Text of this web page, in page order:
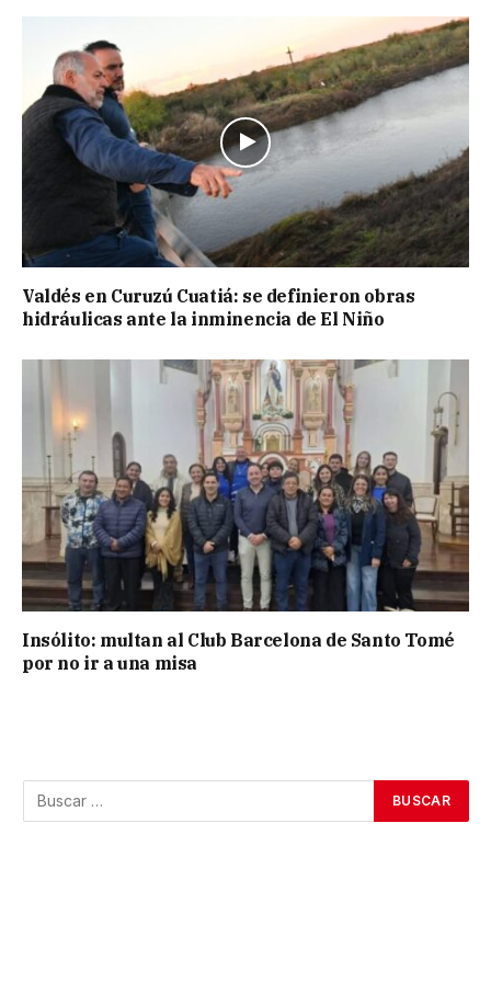
Valdés en Curuzú Cuatiá: se definieron obras
hidráulicas ante la inminencia de El Niño
Insólito: multan al Club Barcelona de Santo Tomé
por no ir a una misa